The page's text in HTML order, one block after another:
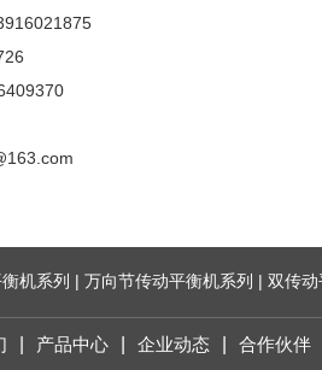
机系列 | 万向节传动平衡机系列 | 双传动
产品中心 企业动态 合作伙伴